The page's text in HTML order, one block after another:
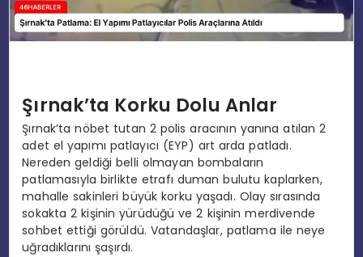
Şırnak’ta Korku Dolu Anlar
Şırnak’ta nöbet tutan 2 polis aracının yanına atılan 2
adet el yapımı patlayıcı (EYP) art arda patladı.
Nereden geldiği belli olmayan bombaların
patlamasıyla birlikte etrafı duman bulutu kaplarken,
mahalle sakinleri büyük korku yaşadı. Olay sırasında
sokakta 2 kişinin yürüdüğü ve 2 kişinin merdivende
sohbet ettiği görüldü. Vatandaşlar, patlama ile neye
uğradıklarını şaşırdı.